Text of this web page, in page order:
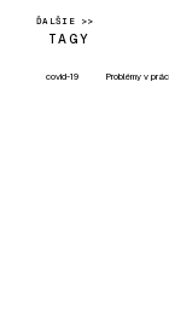
ĎALŠIE >>
TAGY
covid-19 Problémy v práci